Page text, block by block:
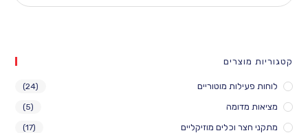
קטגוריות מוצרים
לוחות פעילות מוטוריים (24)
מציאות מדומה (5)
מתקני חצר וכלים מוזיקליים (17)